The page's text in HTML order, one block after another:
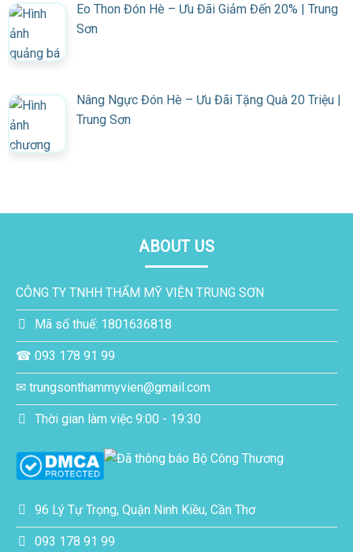
Eo Thon Đón Hè – Ưu Đãi Giảm Đến 20% | Trung
Sơn
Nâng Ngực Đón Hè – Ưu Đãi Tặng Quà 20 Triệu |
Trung Sơn
ABOUT US
CÔNG TY TNHH THẨM MỸ VIỆN TRUNG SƠN
Mã số thuế: 1801636818
☎ 093 178 91 99
✉ trungsonthammyvien@gmail.com
Thời gian làm việc 9:00 - 19:30
96 Lý Tự Trọng, Quận Ninh Kiều, Cần Thơ
093 178 91 99